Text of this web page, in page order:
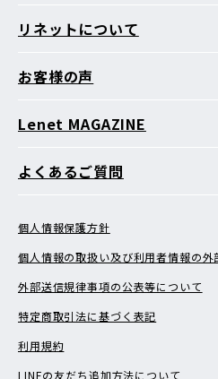
リネットについて
お客様の声
Lenet MAGAZINE
よくあるご質問
個人情報保護方針
個人情報の取扱い及び利用者情報の外
外部送信規律事項の公表等について
特定商取引法に基づく表記
利用規約
LINEの友だち追加方法について